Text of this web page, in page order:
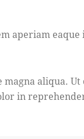
aperiam eaque
aliqua.
in